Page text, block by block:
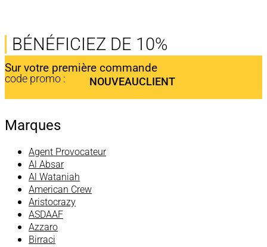
BÉNÉFICIEZ DE 10%
Sur votre première commande
code promo : NOUVEAUCLIENT
Marques
Agent Provocateur
Al Absar
Al Wataniah
American Crew
Aristocrazy
ASDAAF
Azzaro
Birraci